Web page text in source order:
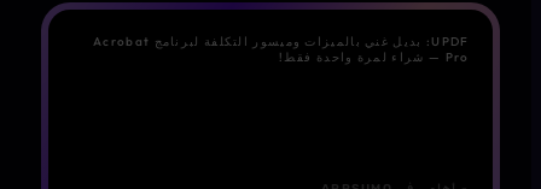
UPDF: بديل غني بالميزات وميسور التكلفة لبرنامج Acrobat
Pro — شراء لمرة واحدة فقط!